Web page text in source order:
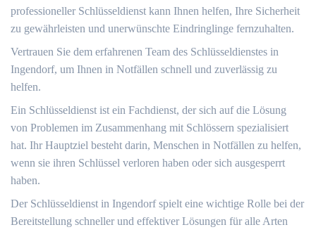
professioneller Schlüsseldienst kann Ihnen helfen, Ihre Sicherheit
zu gewährleisten und unerwünschte Eindringlinge fernzuhalten.​
Vertrauen Sie dem erfahrenen Team des Schlüsseldienstes in
Ingendorf, um Ihnen in Notfällen schnell und zuverlässig zu
helfen.​
Ein Schlüsseldienst ist ein Fachdienst, der sich auf die Lösung
von Problemen im Zusammenhang mit Schlössern spezialisiert
hat.​ Ihr Hauptziel besteht darin, Menschen in Notfällen zu helfen,
wenn sie ihren Schlüssel verloren haben oder sich ausgesperrt
haben.​
Der Schlüsseldienst in Ingendorf spielt eine wichtige Rolle bei der
Bereitstellung schneller und effektiver Lösungen für alle Arten